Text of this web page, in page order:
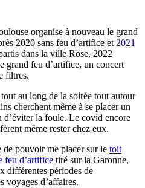
organise à nouveau le grand
2020 sans feu d’artifice et 2021
dans la ville Rose, 2022
grand feu d’artifice, un concert
filtres.
au long de la soirée tout autour
cherchent même à se placer un
la foule. Le covid encore
même rester chez eux.
de pouvoir me placer sur le toit
feu d’artifice tiré sur la Garonne,
différentes périodes de
voyages d’affaires.